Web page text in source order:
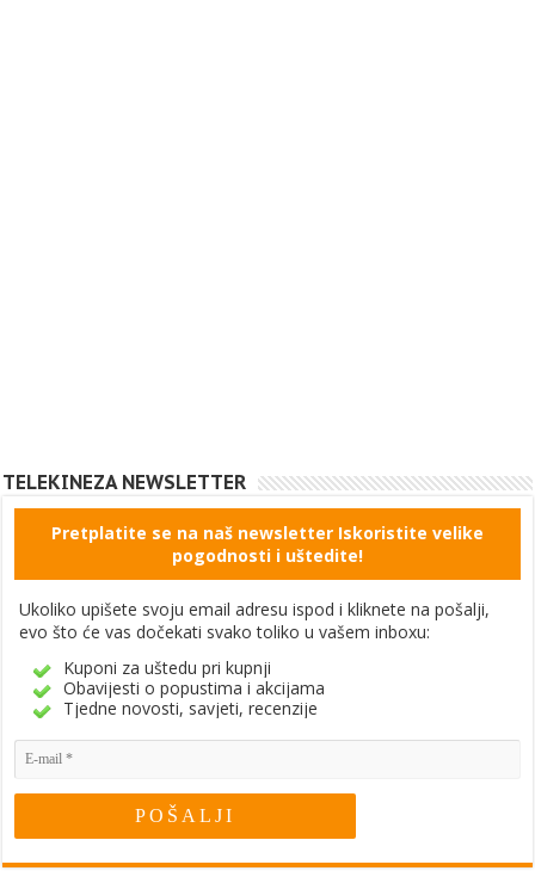
TELEKINEZA NEWSLETTER
Pretplatite se na naš newsletter Iskoristite velike
pogodnosti i uštedite!
Ukoliko upišete svoju email adresu ispod i kliknete na pošalji,
evo što će vas dočekati svako toliko u vašem inboxu:
Kuponi za uštedu pri kupnji
Obavijesti o popustima i akcijama
Tjedne novosti, savjeti, recenzije